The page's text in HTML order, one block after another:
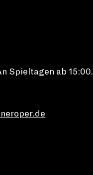
Spieltagen ab 15:00.